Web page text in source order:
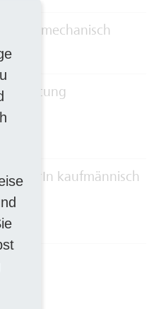
mechanisch
kaufmännisch